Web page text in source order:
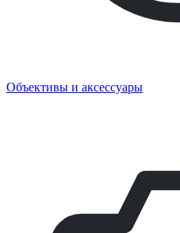
Объективы и аксессуары